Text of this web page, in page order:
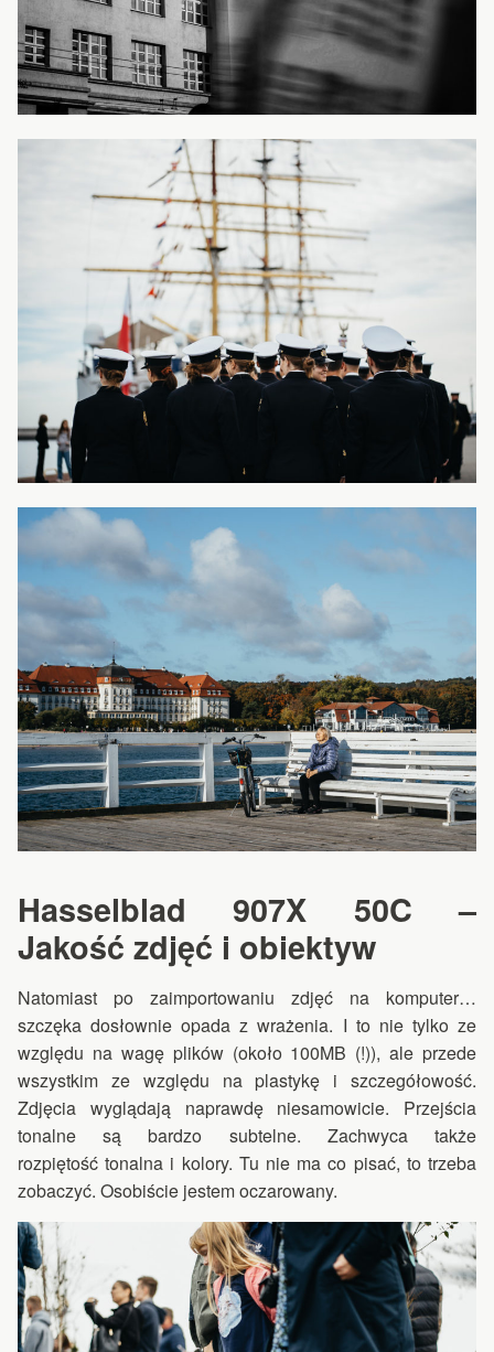
Hasselblad 907X 50C –
Jakość zdjęć i obiektyw
Natomiast po zaimportowaniu zdjęć na komputer…
szczęka dosłownie opada z wrażenia. I to nie tylko ze
względu na wagę plików (około 100MB (!)), ale przede
wszystkim ze względu na plastykę i szczegółowość.
Zdjęcia wyglądają naprawdę niesamowicie. Przejścia
tonalne są bardzo subtelne. Zachwyca także
rozpiętość tonalna i kolory. Tu nie ma co pisać, to trzeba
zobaczyć. Osobiście jestem oczarowany.